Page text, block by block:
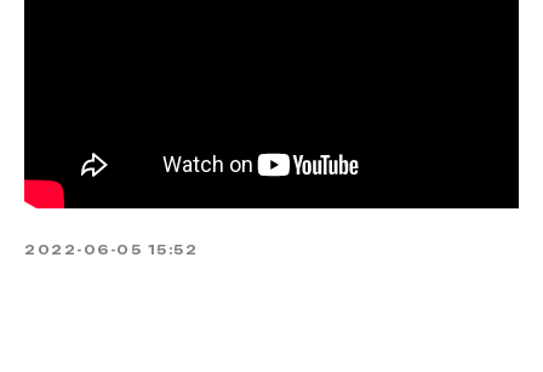
2022-06-05 15:52